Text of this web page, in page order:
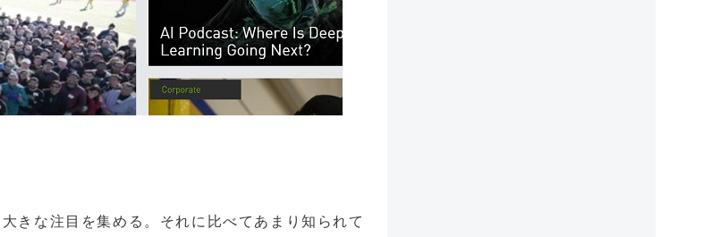
きな注目を集める。それに比べてあまり知られて